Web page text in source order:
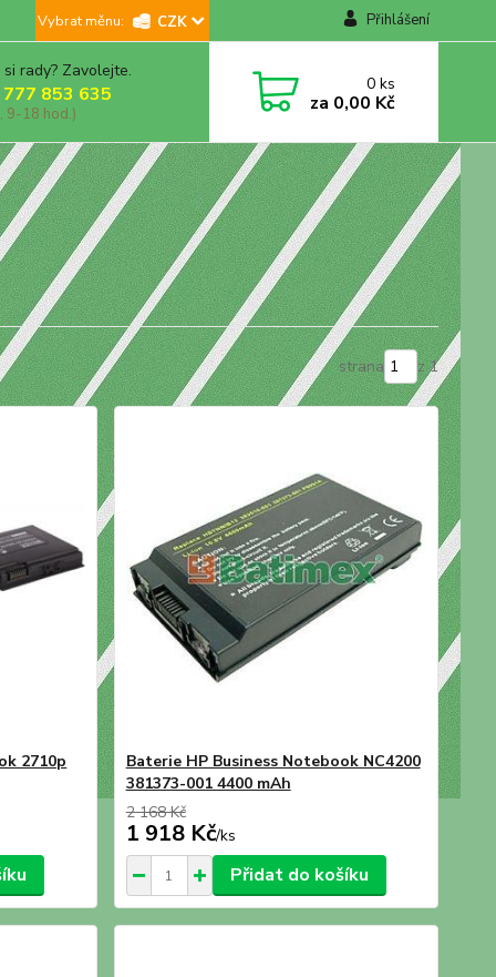
CZK Přihlášení
rady? Zavolejte.
853 635
9-18 hod.)
0ks
za 0,00 Kč
strana z 1
2710p
Baterie HP Business Notebook NC4200
381373-001 4400 mAh
2 168 Kč
1 918 Kč/ks
Přidat do košíku